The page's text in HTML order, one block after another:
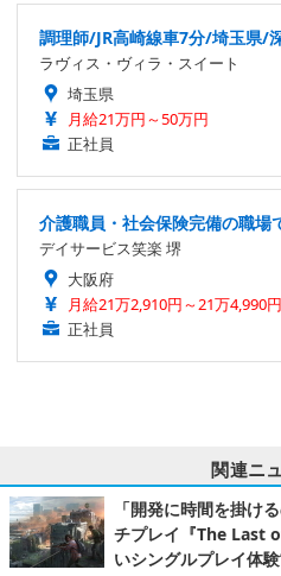
調理師/JR高崎線車7分/埼玉県/
ラヴィス・ヴィラ・スイート
埼玉県
月給21万円～50万円
正社員
介護職員・社会保険完備の職場
デイサービス笑楽 堺
大阪府
月給21万2,910円～21万4,990円
正社員
関連ニ
「開発に時間を掛け
チプレイ『The Last
いシングルプレイ体